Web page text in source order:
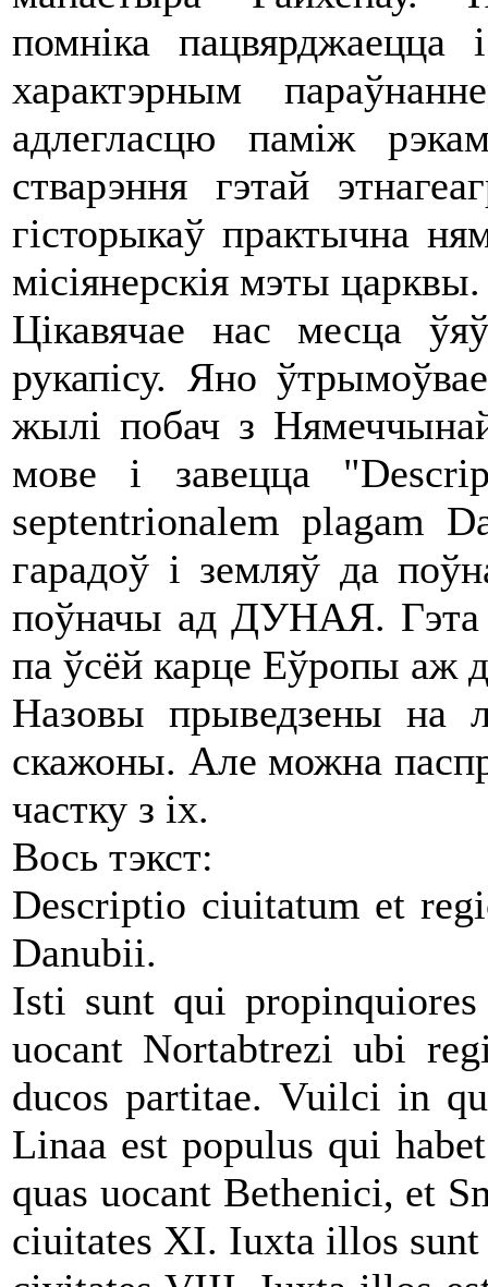
помніка
характэрным
адлегласцю паміж
стварэння гэтай
гісторыкаў практычна
місіянерскія мэты царквы.
Цікавячае нас месца
рукапісу. Яно
жылі побач з
мове і завецца
septentrionalem plagam
гарадоў і земляў да
поўначы ад ДУНАЯ. Гэта
па ўсёй карце Еўропы аж
Назовы прыведзены на
скажоны. Але можна
частку з іх.
Вось тэкст:
Descriptio ciuitatum et
Danubii.
Isti sunt qui
uocant Nortabtrezi ubi
ducos partitae. Vuilci in
Linaa est populus qui
quas uocant Bethenici, et
ciuitates XI. Iuxta illos